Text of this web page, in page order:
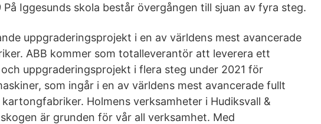
Iggesunds skola består övergången till sjuan av fyra steg.
uppgraderingsprojekt i en av världens mest avancerade
ABB kommer som totalleverantör att leverera ett
uppgraderingsprojekt i flera steg under 2021 för
som ingår i en av världens mest avancerade fullt
Holmens verksamheter i Hudiksvall &
är grunden för vår all verksamhet. Med